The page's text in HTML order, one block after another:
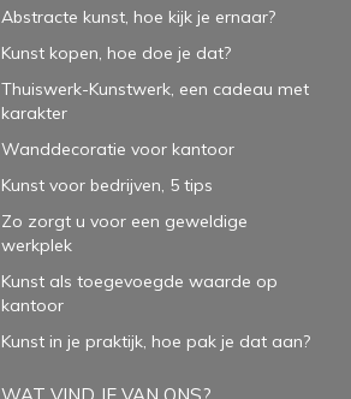
Abstracte kunst, hoe kijk je ernaar?
Kunst kopen, hoe doe je dat?
Thuiswerk-Kunstwerk, een cadeau met
karakter
Wanddecoratie voor kantoor
Kunst voor bedrijven, 5 tips
Zo zorgt u voor een geweldige
werkplek
Kunst als toegevoegde waarde op
kantoor
Kunst in je praktijk, hoe pak je dat aan?
WAT VIND JE VAN ONS?